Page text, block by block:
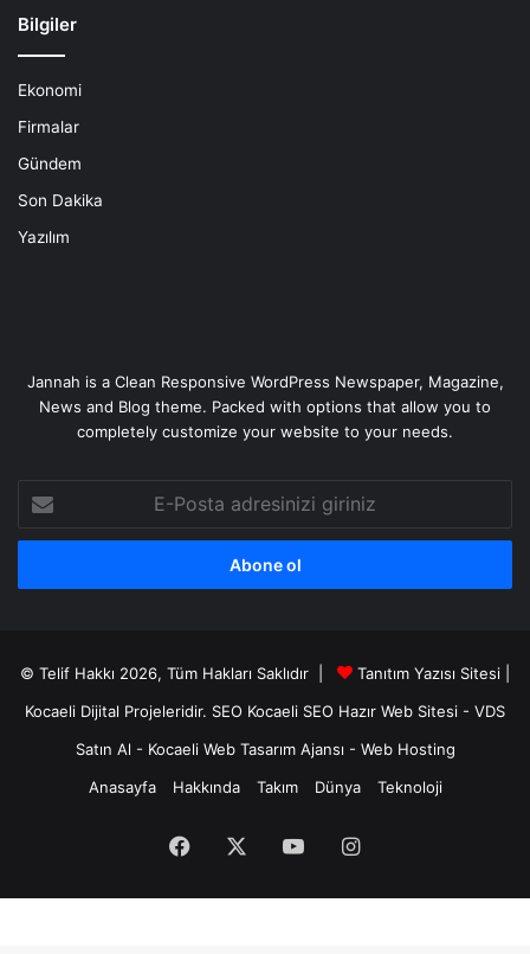
Bilgiler
Ekonomi
Firmalar
Gündem
Son Dakika
Yazılım
Jannah is a Clean Responsive WordPress Newspaper, Magazine,
News and Blog theme. Packed with options that allow you to
completely customize your website to your needs.
Posta
adresinizi
© Telif Hakkı 2026, Tüm Hakları Saklıdır |
Tanıtım Yazısı Sitesi |
Kocaeli Dijital Projeleridir. SEO Kocaeli SEO Hazır Web Sitesi - VDS
Satın Al - Kocaeli Web Tasarım Ajansı - Web Hosting
Anasayfa
Hakkında Takım Dünya Teknoloji
Facebook YouTubeInstagram